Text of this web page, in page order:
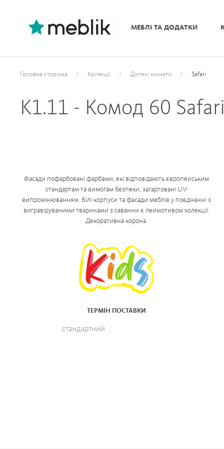
МЕБЛІ ТА ДОДАТКИ
Головна сторінка / Колекції / Дитячі кімнати / Safari
K1.11 - Комод 60
Фасади пофарбовані фарбами, які відповідають європейським
стандартам та вимогам безпеки, загартовані UV-
випромінюванням. Білі корпуси та фасади меблів у поєднанні з
вигравіруваними тваринами з саванни є леймотивом колекції.
Декоративна корона.
ТЕРМІН ПОСТАВКИ
стандартний